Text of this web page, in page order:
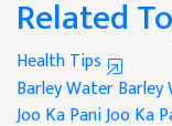
Related
Health Tips
Barley WaterBarley
Joo Ka PaniJoo Ka